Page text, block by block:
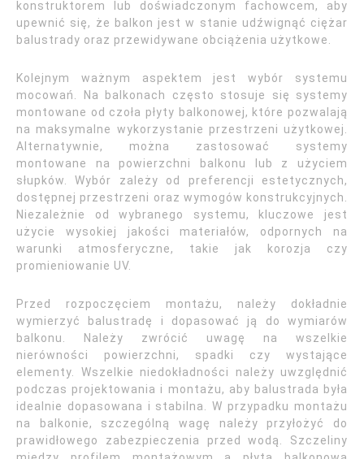
konstruktorem lub doświadczonym fachowcem, aby
upewnić się, że balkon jest w stanie udźwignąć ciężar
balustrady oraz przewidywane obciążenia użytkowe.
Kolejnym ważnym aspektem jest wybór systemu
mocowań. Na balkonach często stosuje się systemy
montowane od czoła płyty balkonowej, które pozwalają
na maksymalne wykorzystanie przestrzeni użytkowej.
Alternatywnie, można zastosować systemy
montowane na powierzchni balkonu lub z użyciem
słupków. Wybór zależy od preferencji estetycznych,
dostępnej przestrzeni oraz wymogów konstrukcyjnych.
Niezależnie od wybranego systemu, kluczowe jest
użycie wysokiej jakości materiałów, odpornych na
warunki atmosferyczne, takie jak korozja czy
promieniowanie UV.
Przed rozpoczęciem montażu, należy dokładnie
wymierzyć balustradę i dopasować ją do wymiarów
balkonu. Należy zwrócić uwagę na wszelkie
nierówności powierzchni, spadki czy wystające
elementy. Wszelkie niedokładności należy uwzględnić
podczas projektowania i montażu, aby balustrada była
idealnie dopasowana i stabilna. W przypadku montażu
na balkonie, szczególną wagę należy przyłożyć do
prawidłowego zabezpieczenia przed wodą. Szczeliny